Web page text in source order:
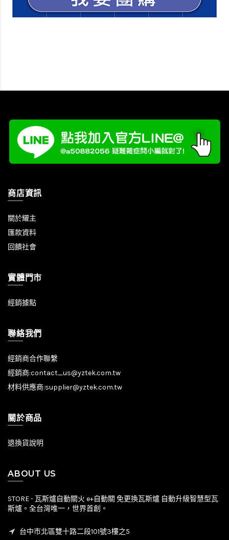
商店資訊
關於耀主
匯款資料
回饋社會
實體門市
經銷據點
聯絡我們
經銷商合作聯繫
經銷商:contact_us@yztek.com.tw
材料供應商:supplier@yztek.com.tw
關於商品
退換貨說明
ABOUT US
STORE - 瓦斯爐自動關火 e+自動關 免更換瓦斯爐 自動升級智慧型瓦
斯爐。全台灣唯一，世界首創。
台中市北區雙十路二段101號3樓之5